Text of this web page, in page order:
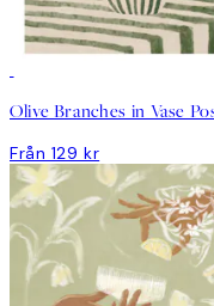
Olive Branches in Vase
Från 129 kr